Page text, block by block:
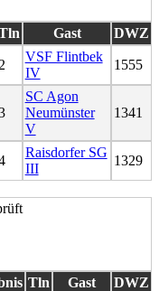
Gast DWZ
2
VSF Flintbek
IV
1555
SC Agon
Neumünster
V
1341
Raisdorfer SG
III
1329
Tln Gast DWZ